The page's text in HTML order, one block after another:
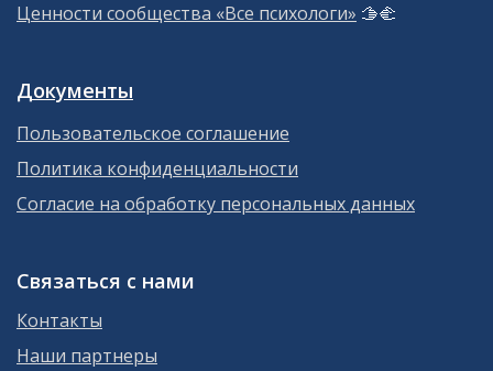
Ценности сообщества «Все психологи» 🫱‍🫲
Документы
Пользовательское соглашение
Политика конфиденциальности
Согласие на обработку персональных данных
Связаться с нами
Контакты
Наши партнеры